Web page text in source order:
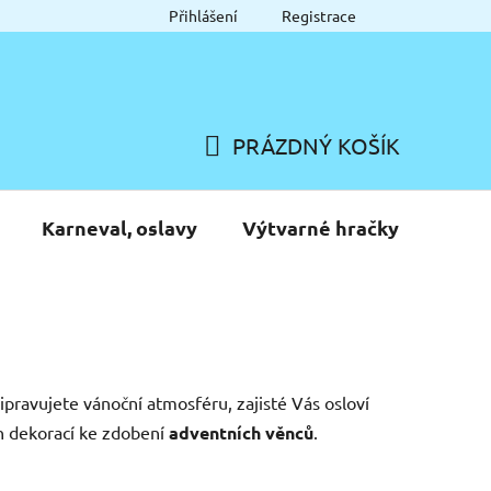
Přihlášení Registrace
KOŠÍK
PRÁZDNÝ KOŠÍK
Karneval, oslavy Výtvarné hračky
vánoční atmosféru, zajisté Vás osloví
dekorací ke zdobení adventních věnců